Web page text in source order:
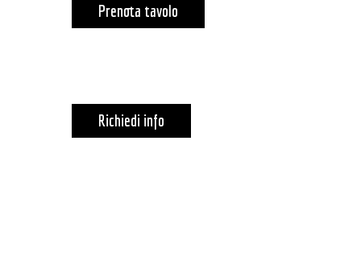
Prenota tavolo
Richiedi info